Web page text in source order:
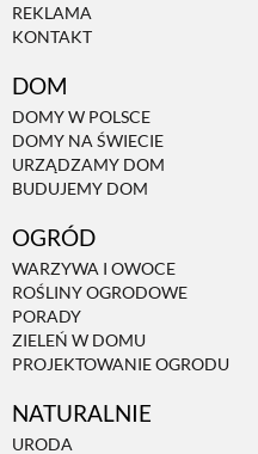
REKLAMA
KONTAKT
DOM
DOMY W POLSCE
DOMY NA ŚWIECIE
URZĄDZAMY DOM
BUDUJEMY DOM
OGRÓD
WARZYWA I OWOCE
ROŚLINY OGRODOWE
PORADY
ZIELEŃ W DOMU
PROJEKTOWANIE OGRODU
NATURALNIE
URODA